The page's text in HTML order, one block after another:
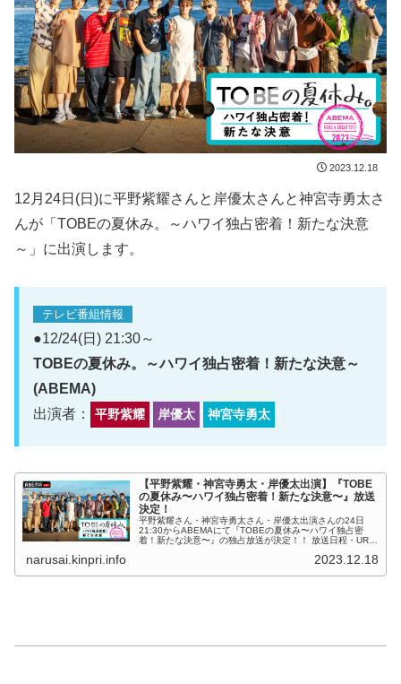
2023.12.18
12月24日(日)に平野紫耀さんと岸優太さんと神宮寺勇太さ
んが「TOBEの夏休み。～ハワイ独占密着！新たな決意
～」に出演します。
テレビ番組情報
●12/24(日) 21:30～
TOBEの夏休み。～ハワイ独占密着！新たな決意～
(ABEMA)
出演者：
平野紫耀 岸優太 神宮寺勇太
【平野紫耀・神宮寺勇太・岸優太出演】『TOBE
の夏休み〜ハワイ独占密着！新たな決意〜』放送
決定！
平野紫耀さん・神宮寺勇太さん・岸優太出演さんの24日
21:30からABEMAにて『TOBEの夏休み〜ハワイ独占密
着！新たな決意〜』の独占放送が決定！！ 放送日程・URL
narusai.kinpri.info 2023.12.18